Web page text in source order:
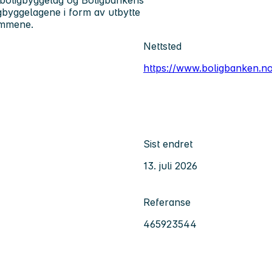
i form av utbytte
Nettsted
https://
Sist endret
13. juli 2026
Referanse
465923544